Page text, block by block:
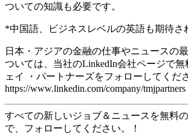
ついての知識も必要です。
*中国語、ビジネスレベルの英語も期待さ
日本・アジアの金融の仕事やニュースの
ついては、当社のLinkedIn会社ページで
ェイ ・パートナーズをフォローしてくだ
https://www.linkedin.com/company/tmjpartners
すべての新しいジョブ＆ニュースを無料の
で、フォローしてください。！